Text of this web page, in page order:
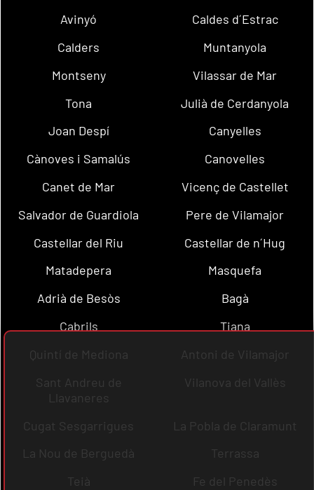
Avinyó
Caldes d´Estrac
Calders
Muntanyola
Montseny
Vilassar de Mar
Tona
Julià de Cerdanyola
Joan Despí
Canyelles
Cànoves i Samalús
Canovelles
Canet de Mar
Vicenç de Castellet
Salvador de Guardiola
Pere de Vilamajor
Castellar del Riu
Castellar de n´Hug
Matadepera
Masquefa
Adrià de Besòs
Bagà
Cabrils
Tiana
Quintí de Mediona
Antoni de Vilamajor
Sant Andreu de
Llavaneres
Vilanova del Vallès
Cugat Sesgarrigues
La Pobla de Claramunt
La Nou de Berguedà
Terrassa
Teià
Fe del Penedès